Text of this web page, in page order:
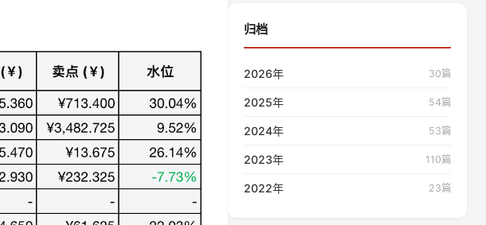
归档
2026年 30篇
2025年 54篇
2024年 53篇
2023年 110篇
2022年 23篇